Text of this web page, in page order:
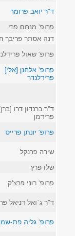
ד"ר יואב פרומר
פרופ' מנחם פרי
דנה אסתר פריבך
פרופ' שאול
פרופ' אלחנן [אלי]
פרידלנדר
ד"ר ברנדון דרו
פרידמן
פרופ' יונתן פרייס
שירה פרנקל
שלו פרץ
פרופ' רוני פרצ'ק
ד"ר ג`ואל דניאל
פרופ' גליה פת-